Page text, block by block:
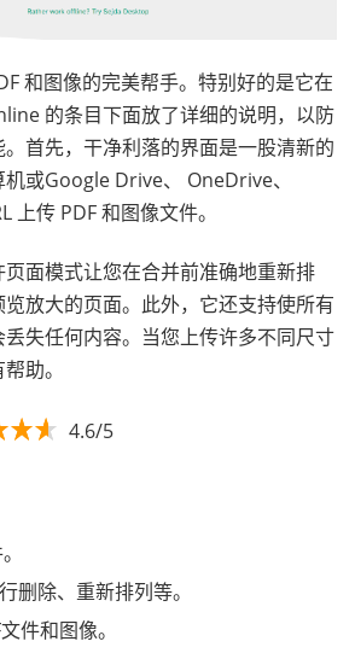
和图像的完美帮手。特别好的是它在
的条目下面放了详细的说明，以防
首先，干净利落的界面是一股清新的
或Google Drive、 OneDrive、
传 PDF 和图像文件。
面模式让您在合并前准确地重新排
放大的页面。此外，它还支持使所有
失任何内容。当您上传许多不同尺寸
助。
4.6/5
删除、重新排列等。
件和图像。